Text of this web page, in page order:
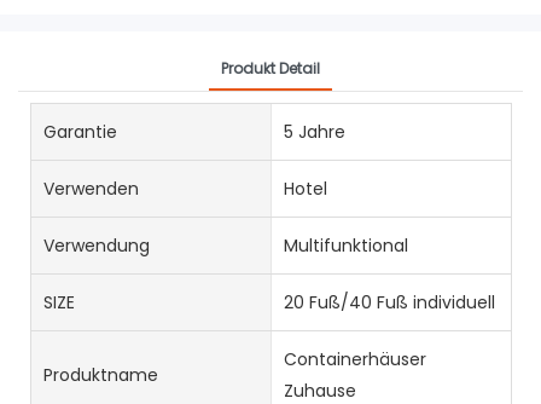
Produkt Detail
Garantie 5 Jahre
Verwenden Hotel
Verwendung Multifunktional
SIZE 20 Fuß/40 Fuß individuell
Produktname
Containerhäuser
Zuhause